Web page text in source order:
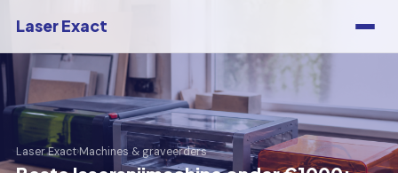
Laser Exact
Laser Exact›Machines & graveerders